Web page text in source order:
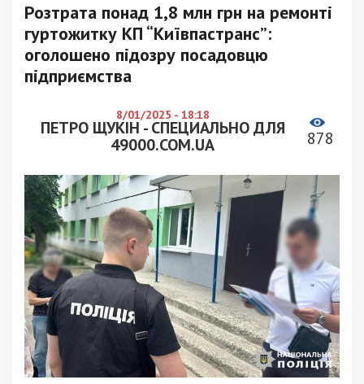
Розтрата понад 1,8 млн грн на ремонті
гуртожитку КП “Київпастранс”:
оголошено підозру посадовцю
підприємства
8/01/2025 - 18:18
ПЕТРО ЩУКІН - СПЕЦИАЛЬНО ДЛЯ
49000.COM.UA
878